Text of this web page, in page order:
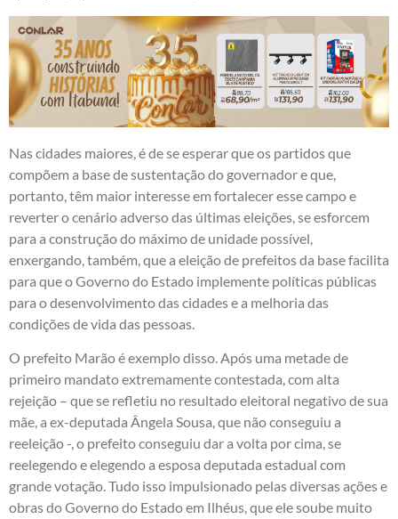
Nas cidades maiores, é de se esperar que os partidos que
compõem a base de sustentação do governador e que,
portanto, têm maior interesse em fortalecer esse campo e
reverter o cenário adverso das últimas eleições, se esforcem
para a construção do máximo de unidade possível,
enxergando, também, que a eleição de prefeitos da base facilita
para que o Governo do Estado implemente políticas públicas
para o desenvolvimento das cidades e a melhoria das
condições de vida das pessoas.
O prefeito Marão é exemplo disso. Após uma metade de
primeiro mandato extremamente contestada, com alta
rejeição – que se refletiu no resultado eleitoral negativo de sua
mãe, a ex-deputada Ângela Sousa, que não conseguiu a
reeleição -, o prefeito conseguiu dar a volta por cima, se
reelegendo e elegendo a esposa deputada estadual com
grande votação. Tudo isso impulsionado pelas diversas ações e
obras do Governo do Estado em Ilhéus, que ele soube muito